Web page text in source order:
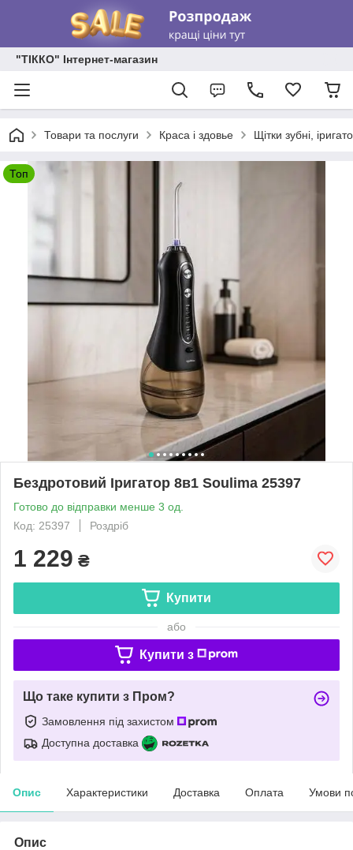
"ТІККО" Інтернет-магазин
Товари та послуги Краса і здовье Щітки зубні,
Топ
Бездротовий Іригатор 8в1 Soulima 25397
Готово до відправки менше 3 од.
Код: 25397
Роздріб
1 229 ₴
Купити
або
Купити з
Що таке купити з Пром?
Замовлення під захистом
Доступна доставка
Опис Характеристики Доставка Оплата Умови
Опис